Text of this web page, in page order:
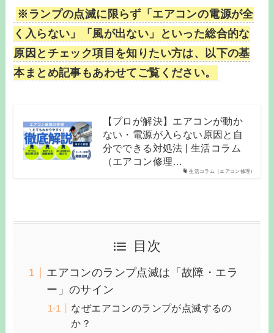
※ランプの点滅に限らず「エアコンの電源が全
く入らない」「風が出ない」といった総合的な
原因とチェック項目を知りたい方は、以下の基
本まとめ記事もあわせてご覧ください。
生活コラム（エアコン修理）
【プロが解決】エアコンが動か
ない・電源が入らない原因と自
分でできる対処法 | 生活コラム
（エアコン修理…
目次
エアコンのランプ点滅は「故障・エラ
ー」のサイン
なぜエアコンのランプが点滅するの
か？